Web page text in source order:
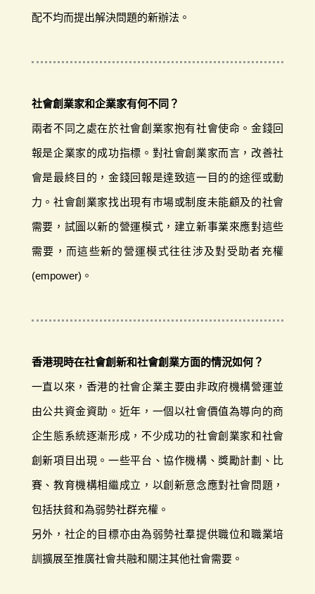
配不均而提出解決問題的新辦法。
社會創業家和企業家有何不同？
兩者不同之處在於社會創業家抱有社會使命。金錢回
報是企業家的成功指標。對社會創業家而言，改善社
會是最終目的，金錢回報是達致這一目的的途徑或動
力。社會創業家找出現有市場或制度未能顧及的社會
需要，試圖以新的營運模式，建立新事業來應對這些
需要，而這些新的營運模式往往涉及對受助者充權
(empower)。
香港現時在社會創新和社會創業方面的情況如何？
一直以來，香港的社會企業主要由非政府機構營運並
由公共資金資助。近年，一個以社會價值為導向的商
企生態系統逐漸形成，不少成功的社會創業家和社會
創新項目出現。一些平台、協作機構、獎勵計劃、比
賽、教育機構相繼成立，以創新意念應對社會問題，
包括扶貧和為弱勢社群充權。
另外，社企的目標亦由為弱勢社羣提供職位和職業培
訓擴展至推廣社會共融和關注其他社會需要。